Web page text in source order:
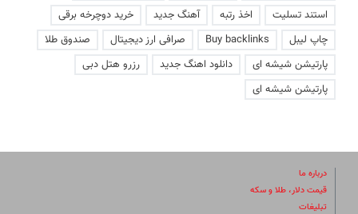
استند تسلیت
اخذ رتبه آهنگ جدید
خرید دوچرخه برقی
چاپ لیبل
Buy backlinks صرافی ارز دیجیتال
صندوق طلا
پارتیشن شیشه ای
دانلود اهنگ جدید
رزرو هتل دبی
پارتیشن شیشه ای
درباره ما
قیمت دلار، طلا و سکه
تبلیغات